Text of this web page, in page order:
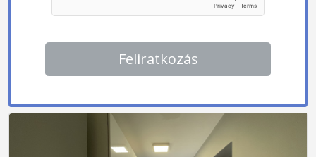
Feliratkozás